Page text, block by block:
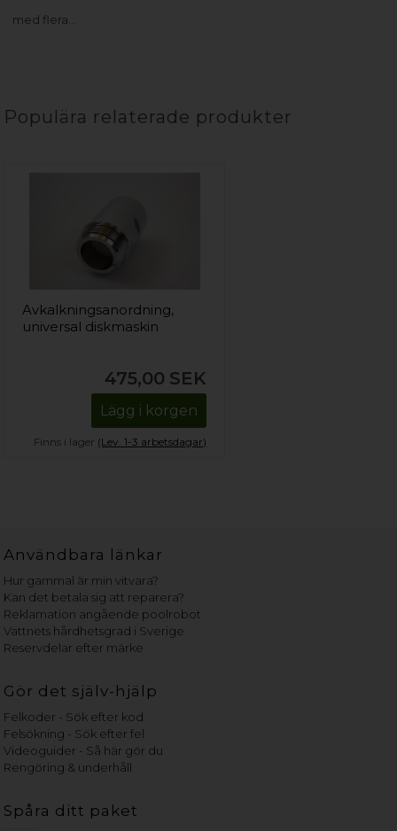
med flera…
Populära relaterade produkter
Avkalkningsanordning,
universal diskmaskin
475,00 SEK
Lägg i korgen
Finns i lager (Lev. 1-3 arbetsdagar)
Användbara länkar
Hur gammal är min vitvara?
Kan det betala sig att reparera?
Reklamation angående poolrobot
Vattnets hårdhetsgrad i Sverige
Reservdelar efter märke
Gör det själv-hjälp
Felkoder - Sök efter kod
Felsökning - Sök efter fel
Videoguider - Så här gör du
Rengöring & underhåll
Spåra ditt paket